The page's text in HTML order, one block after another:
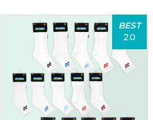
BEST
20